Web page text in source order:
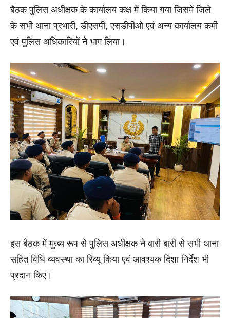
बैठक पुलिस अधीक्षक के कार्यालय कक्ष में किया गया जिसमें जिले
के सभी थाना प्रभारी, डीएसपी, एसडीपीओ एवं अन्य कार्यालय कर्मी
एवं पुलिस अधिकारियों ने भाग लिया।
इस बैठक में मुख्य रूप से पुलिस अधीक्षक ने बारी बारी से सभी थाना
सहित विधि व्यवस्था का रिव्यू किया एवं आवश्यक दिशा निर्देश भी
प्रदान किए।